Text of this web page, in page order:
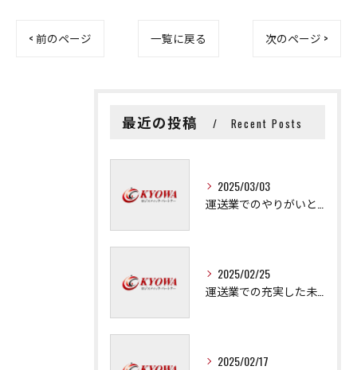
< 前のページ 一覧に戻る 次のページ >
最近の投稿 Recent Posts
2025/03/03
2025/02/25
2025/02/17